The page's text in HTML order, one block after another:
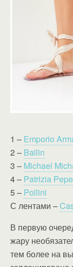
1 – Emporio
2 – Ballin
3 – Michael
4 – Patrizia Pepe
5 – Pollini
С лентами –
В первую
жару
тем более на